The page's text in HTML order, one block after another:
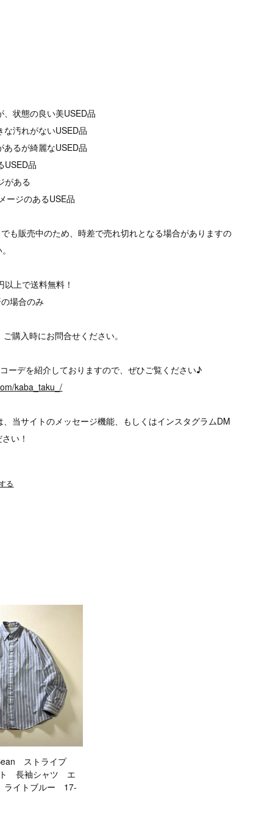
状態の良い美USED品
汚れがないUSED品
るが綺麗なUSED品
品
がある
ジのあるUSE品
でも販売中のため、時差で売れ切れとなる場合がありますの
上で送料無料！
場合のみ
購入時にお問合せください。
ーデを紹介しておりますので、ぜひご覧ください♪
kaba_taku_/
当サイトのメッセージ機能、もしくはインスタグラムDM
い！
る
ストライプ
長袖シャツ エ
ライトブルー 17-